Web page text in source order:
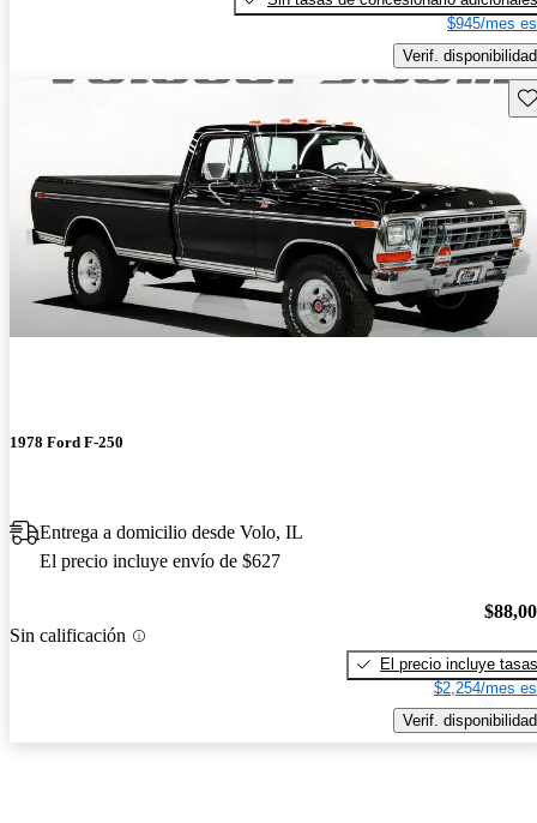
$945/mes
Verif. disponibilidad
1978 Ford F-250
Entrega a domicilio desde Volo, IL
El precio incluye envío de $627
Sin calificación
El precio incluye tasas
$2,254/mes
Verif. disponibilidad